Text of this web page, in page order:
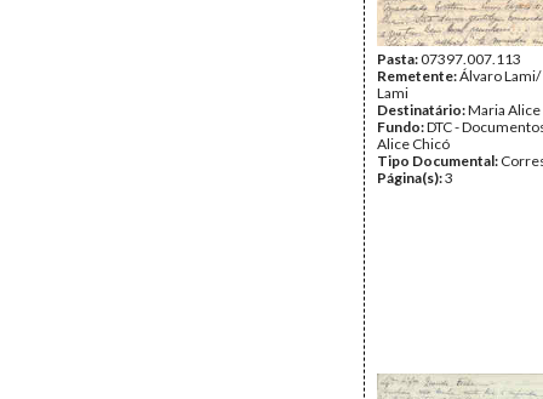
Pasta:07397.007.113
Remetente:Álvaro
Lami
Destinatário:Maria Alice
Fundo:DTC -
Alice Chicó
Tipo Documental:
Página(s):3